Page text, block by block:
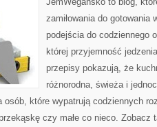
zamiłowania do gotowania
podejścia do codziennego
której przyjemność
przepisy pokazują, że
różnorodna, świeża i
osób, które wypatrują codziennych
czy małe co nieco.